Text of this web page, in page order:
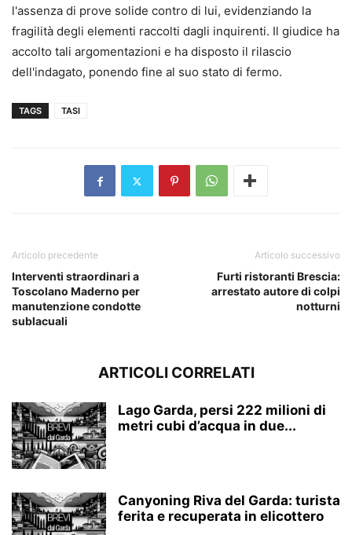
l'assenza di prove solide contro di lui, evidenziando la
fragilità degli elementi raccolti dagli inquirenti. Il giudice ha
accolto tali argomentazioni e ha disposto il rilascio
dell'indagato, ponendo fine al suo stato di fermo.
TAGS TASI
Articolo precedente
Interventi straordinari a
Toscolano Maderno per
manutenzione condotte
sublacuali
Articolo successivo
Furti ristoranti Brescia:
arrestato autore di colpi
notturni
ARTICOLI CORRELATI
Lago Garda, persi 222 milioni di
metri cubi d’acqua in due...
Canyoning Riva del Garda: turista
ferita e recuperata in elicottero